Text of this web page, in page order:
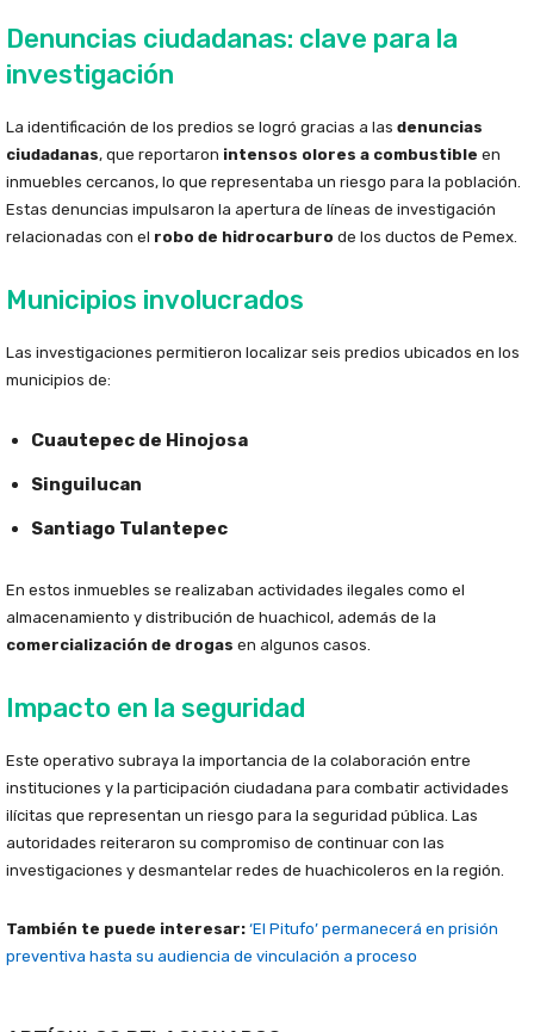
Denuncias ciudadanas: clave para la
investigación
La identificación de los predios se logró gracias a las denuncias
ciudadanas, que reportaron intensos olores a combustible en
inmuebles cercanos, lo que representaba un riesgo para la población.
Estas denuncias impulsaron la apertura de líneas de investigación
relacionadas con el robo de hidrocarburo de los ductos de Pemex.
Municipios involucrados
Las investigaciones permitieron localizar seis predios ubicados en los
municipios de:
Cuautepec de Hinojosa
Singuilucan
Santiago Tulantepec
En estos inmuebles se realizaban actividades ilegales como el
almacenamiento y distribución de huachicol, además de la
comercialización de drogas en algunos casos.
Impacto en la seguridad
Este operativo subraya la importancia de la colaboración entre
instituciones y la participación ciudadana para combatir actividades
ilícitas que representan un riesgo para la seguridad pública. Las
autoridades reiteraron su compromiso de continuar con las
investigaciones y desmantelar redes de huachicoleros en la región.
También te puede interesar: ‘El Pitufo’ permanecerá en prisión
preventiva hasta su audiencia de vinculación a proceso